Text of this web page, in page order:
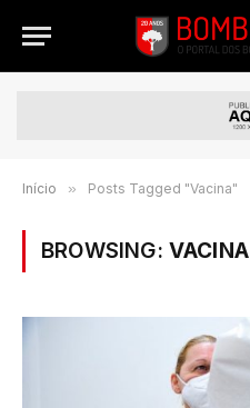
Início » Posts Tagged "Vacina"
BROWSING: VACINA